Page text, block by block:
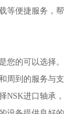
等便捷服务，帮
您的可以选择。
周到的服务与支
NSK进口轴承，